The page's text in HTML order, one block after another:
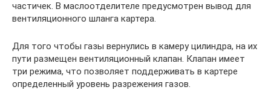
частичек. В маслоотделителе предусмотрен вывод для
вентиляционного шланга картера.
Для того чтобы газы вернулись в камеру цилиндра, на их
пути размещен вентиляционный клапан. Клапан имеет
три режима, что позволяет поддерживать в картере
определенный уровень разрежения газов.